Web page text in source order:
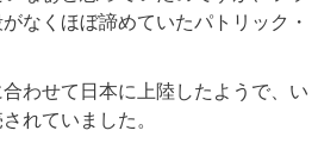
なくほぼ諦めていたパトリック・
わせて日本に上陸したようで、い
れていました。